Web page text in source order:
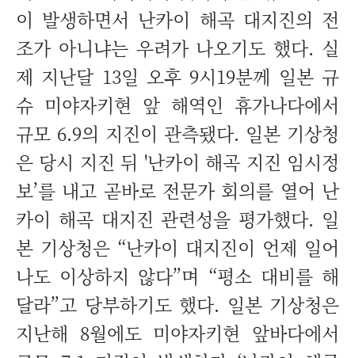
이 발생하면서 난카이 해곡 대지진의 전
조가 아니냐는 우려가 나오기도 했다. 실
제 지난달 13일 오후 9시19분께 일본 규
슈 미야자키현 앞 해역인 휴가나다에서
규모 6.9의 지진이 관측됐다. 일본 기상청
은 당시 지진 뒤 '난카이 해곡 지진 임시정
보’를 내고 곧바로 전문가 회의를 열어 난
카이 해곡 대지진 관련성을 평가했다. 일
본 기상청은 “난카이 대지진이 언제 일어
나도 이상하지 않다”며 “평소 대비를 해
달라”고 당부하기도 했다. 일본 기상청은
지난해 8월에도 미야자키현 앞바다에서